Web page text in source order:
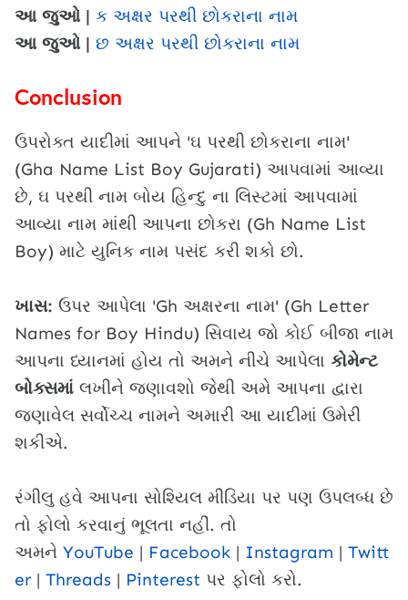
આ જુઓ | ક અક્ષર પરથી છોકરાના નામ
આ જુઓ | છ અક્ષર પરથી છોકરાના નામ
Conclusion
ઉપરોક્ત યાદીમાં આપને 'ઘ પરથી છોકરાના નામ'
(Gha Name List Boy Gujarati) આપવામાં આવ્યા
છે, ઘ પરથી નામ બોય હિન્દુ ના લિસ્ટમાં આપવામાં
આવ્યા નામ માંથી આપના છોકરા (Gh Name List
Boy) માટે યુનિક નામ પસંદ કરી શકો છો.
ખાસ: ઉપર આપેલા 'Gh અક્ષરના નામ' (Gh Letter
Names for Boy Hindu) સિવાય જો કોઈ બીજા નામ
આપના ધ્યાનમાં હોય તો અમને નીચે આપેલા કોમેન્ટ
બોક્સમાં લખીને જણાવશો જેથી અમે આપના દ્વારા
જણાવેલ સર્વોચ્ચ નામને અમારી આ યાદીમાં ઉમેરી
શકીએ.
રંગીલુ હવે આપના સોશ્યિલ મીડિયા પર પણ ઉપલબ્ધ છે
તો ફોલો કરવાનું ભૂલતા નહીં. તો
અમને YouTube | Facebook | Instagram | Twitt
er | Threads | Pinterest પર ફોલો કરો.